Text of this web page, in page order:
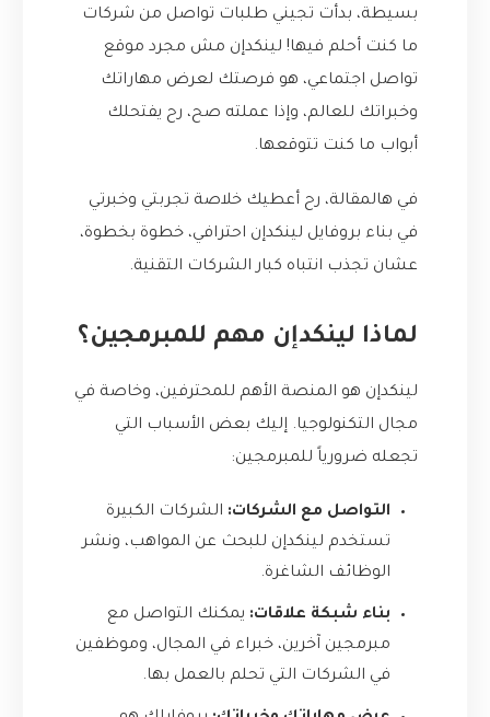
بسيطة، بدأت تجيني طلبات تواصل من شركات
ما كنت أحلم فيها! لينكدإن مش مجرد موقع
تواصل اجتماعي، هو فرصتك لعرض مهاراتك
وخبراتك للعالم، وإذا عملته صح، رح يفتحلك
أبواب ما كنت تتوقعها.
في هالمقالة، رح أعطيك خلاصة تجربتي وخبرتي
في بناء بروفايل لينكدإن احترافي، خطوة بخطوة،
عشان تجذب انتباه كبار الشركات التقنية.
لماذا لينكدإن مهم للمبرمجين؟
لينكدإن هو المنصة الأهم للمحترفين، وخاصة في
مجال التكنولوجيا. إليك بعض الأسباب التي
تجعله ضرورياً للمبرمجين:
التواصل مع الشركات: الشركات الكبيرة
تستخدم لينكدإن للبحث عن المواهب، ونشر
الوظائف الشاغرة.
بناء شبكة علاقات: يمكنك التواصل مع
مبرمجين آخرين، خبراء في المجال، وموظفين
في الشركات التي تحلم بالعمل بها.